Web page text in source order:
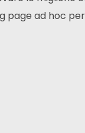
page ad hoc